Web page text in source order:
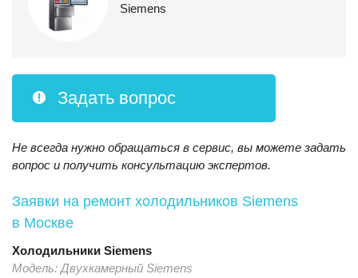
Siemens
Задать вопрос
Не всегда нужно обращаться в сервис, вы можете задать
вопрос и получить консультацию экспертов.
Заявки на ремонт холодильников Siemens
в Москве
Холодильники Siemens
Модель: Двухкамерный Siemens